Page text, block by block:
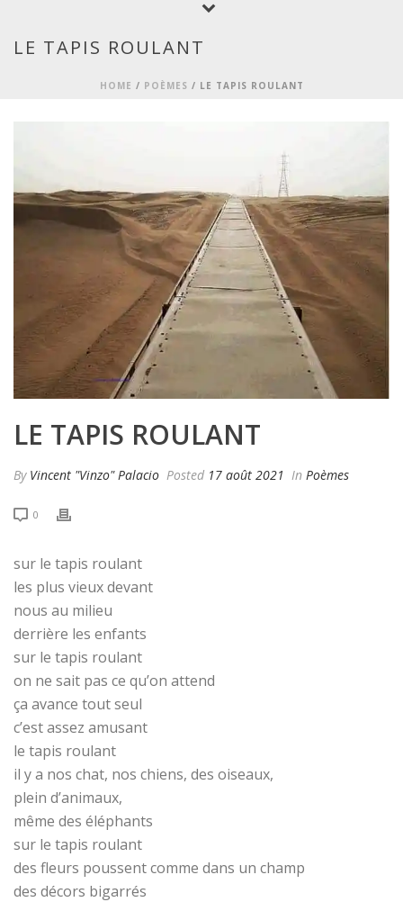
LE TAPIS ROULANT
HOME / POÈMES / LE TAPIS ROULANT
LE TAPIS ROULANT
By Vincent "Vinzo" Palacio Posted 17 août 2021 In Poèmes
0
sur le tapis roulant
les plus vieux devant
nous au milieu
derrière les enfants
sur le tapis roulant
on ne sait pas ce qu’on attend
ça avance tout seul
c’est assez amusant
le tapis roulant
il y a nos chat, nos chiens, des oiseaux,
plein d’animaux,
même des éléphants
sur le tapis roulant
des fleurs poussent comme dans un champ
des décors bigarrés